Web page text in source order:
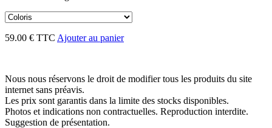
59.00 € TTC Ajouter au panier
Nous nous réservons le droit de modifier tous les produits du site
internet sans préavis.
Les prix sont garantis dans la limite des stocks disponibles.
Photos et indications non contractuelles. Reproduction interdite.
Suggestion de présentation.